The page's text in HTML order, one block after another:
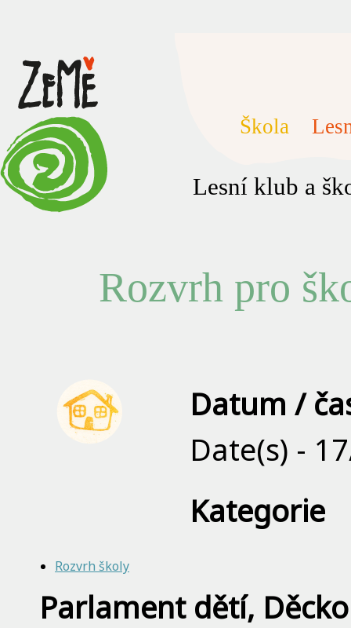
Škola
Lesní klub a
Rozvrh pro
Datum /
Date(s) -
Kategorie
Rozvrh školy
Parlament dětí,